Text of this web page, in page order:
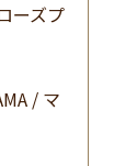
ーズプ
/ マ